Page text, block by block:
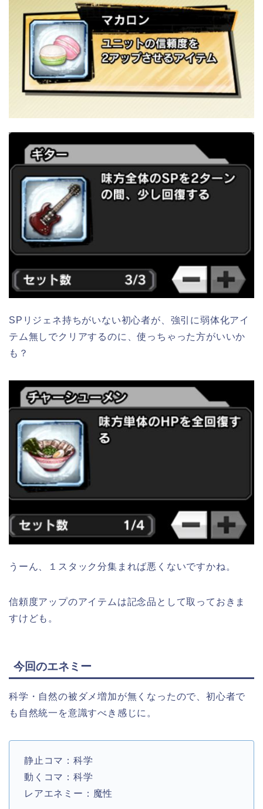
SPリジェネ持ちがいない初心者が、強引に弱体化アイ
テム無しでクリアするのに、使っちゃった方がいいか
も？
うーん、１スタック分集まれば悪くないですかね。
信頼度アップのアイテムは記念品として取っておきま
すけども。
今回のエネミー
科学・自然の被ダメ増加が無くなったので、初心者で
も自然統一を意識すべき感じに。
静止コマ：科学
動くコマ：科学
レアエネミー：魔性